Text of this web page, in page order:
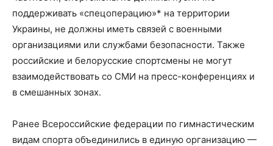
поддерживать «спецоперацию»* на территории
Украины, не должны иметь связей с военными
организациями или службами безопасности. Также
российские и белорусские спортсмены не могут
взаимодействовать со СМИ на пресс-конференциях и
в смешанных зонах.
Ранее Всероссийские федерации по гимнастическим
видам спорта объединились в единую организацию —